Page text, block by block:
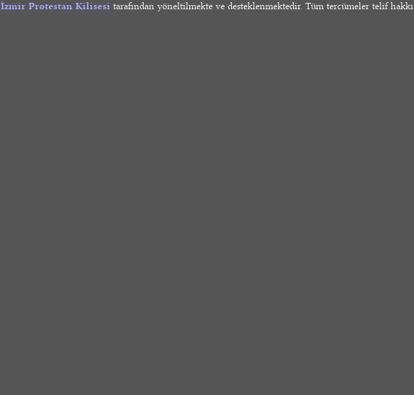
İzmir Protestan Kilisesitarafından yöneltilmekte ve desteklenmektedir. Tüm tercümeler telif hakkı